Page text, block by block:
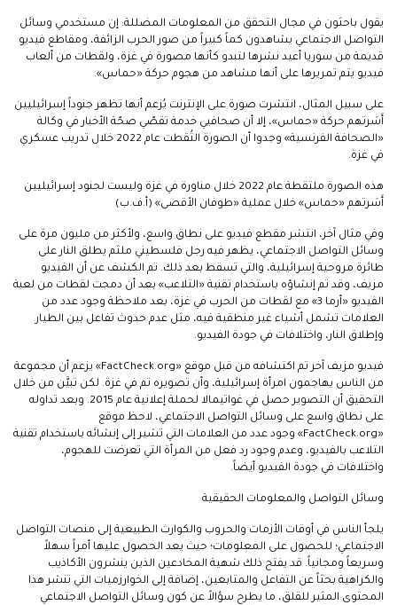
يقول باحثون في مجال التحقق من المعلومات المضللة: إن مستخدمي وسائل
التواصل الاجتماعي يشاهدون كماً كبيراً من صور الحرب الزائفة، ومقاطع فيديو
قديمة من سوريا أعيد نشرها لتبدو كأنها مصورة في غزة، ولقطات من ألعاب
فيديو يتم تمريرها على أنها مشاهد من هجوم حركة «حماس».
على سبيل المثال، انتشرت صورة على الإنترنت يُزعم أنها تظهر جنوداً إسرائيليين
أَسَرتهم حركة «حماس»، إلا أن صحافيي خدمة تقصّي صحّة الأخبار في وكالة
«الصحافة الفرنسية» وجدوا أن الصورة التُقطت عام 2022 خلال تدريب عسكري
في غزة.
هذه الصورة ملتقطة عام 2022 خلال مناورة في غزة وليست لجنود إسرائيليين
أَسَرتهم «حماس» خلال عملية «طوفان الأقصى» (أ.ف.ب)
وفي مثال آخر، انتشر مقطع فيديو على نطاق واسع، ولأكثر من مليون مرة على
وسائل التواصل الاجتماعي، يظهر فيه رجل فلسطيني ملثم يطلق النار على
طائرة مروحية إسرائيلية، والتي تسقط بعد ذلك. تم الكشف عن أن الفيديو
مزيف، وقد تم إنشاؤه باستخدام تقنية «التلاعب» بعد أن دمجت لقطات من لعبة
الفيديو «أرما 3» مع لقطات من الحرب في غزة، بعد ملاحظة وجود عدد من
العلامات تشمل أشياء غير منطقية فيه، مثل عدم حدوث تفاعل بين الطيار
وإطلاق النار، واختلافات في جودة الفيديو.
فيديو مزيف آخر تم اكتشافه من قبل موقع «FactCheck.org» يزعم أن مجموعة
من الناس يهاجمون امرأة إسرائيلية، وأن تصويره تم في غزة. لكن تبيَّن من خلال
التحقيق أن التصوير حصل في غواتيمالا لحملة إعلانية عام 2015. وبعد تداوله
على نطاق واسع على وسائل التواصل الاجتماعي، لاحظ موقع
«FactCheck.org» وجود عدد من العلامات التي تشير إلى إنشائه باستخدام تقنية
التلاعب بالفيديو، وعدم وجود رد فعل من المرأة التي تعرضت للهجوم،
واختلافات في جودة الفيديو أيضاً.
وسائل التواصل والمعلومات الحقيقية
يلجأ الناس في أوقات الأزمات والحروب والكوارث الطبيعية إلى منصات التواصل
الاجتماعي؛ للحصول على المعلومات؛ حيث يعد الحصول عليها أمراً سهلاً
وسريعاً ومجانياً. قد يفتح ذلك شهية المخادعين الذين ينشرون الأكاذيب
والكراهية بحثاً عن التفاعل والمتابعين، إضافة إلى الخوارزميات التي تنشر هذا
المحتوى المثير للقلق، ما يطرح سؤالاً عن كون وسائل التواصل الاجتماعي